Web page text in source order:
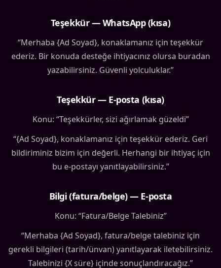
Teşekkür — WhatsApp (kısa)
“Merhaba {Ad Soyad}, konaklamanız için teşekkür
ederiz. Bir konuda desteğe ihtiyacınız olursa buradan
yazabilirsiniz. Güvenli yolculuklar.”
Teşekkür — E-posta (kısa)
Konu: “Teşekkürler, sizi ağırlamak güzeldi”
“{Ad Soyad}, konaklamanız için teşekkür ederiz. Geri
bildiriminiz bizim için değerli. Herhangi bir ihtiyaç için
bu e-postayı yanıtlayabilirsiniz.”
Bilgi (fatura/belge) — E-posta
Konu: “Fatura/Belge Talebiniz”
“Merhaba {Ad Soyad}, fatura/belge talebiniz için
gerekli bilgileri (tarih/ünvan) yanıtlayarak iletebilirsiniz.
Talebinizi {X süre} içinde sonuçlandıracağız.”